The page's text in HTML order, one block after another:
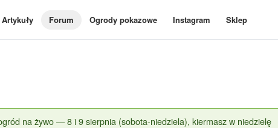
Artykuły Forum Ogrody pokazowe Instagram Sklep
na żywo — 8 i 9 sierpnia (sobota-niedziela), kiermasz w niedzielę